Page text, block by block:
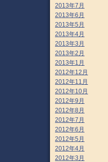
2013年7月
2013年6月
2013年5月
2013年4月
2013年3月
2013年2月
2013年1月
2012年12月
2012年11月
2012年10月
2012年9月
2012年8月
2012年7月
2012年6月
2012年5月
2012年4月
2012年3月